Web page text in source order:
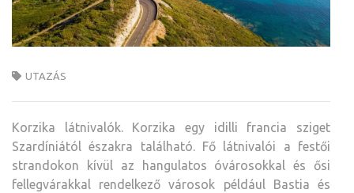
UTAZÁS
Korzika látnivalók. Korzika egy idilli francia sziget
Szardíniától északra található. Fő látnivalói a festői
strandokon kívül az hangulatos óvárosokkal és ősi
fellegvárakkal rendelkező városok például Bastia és